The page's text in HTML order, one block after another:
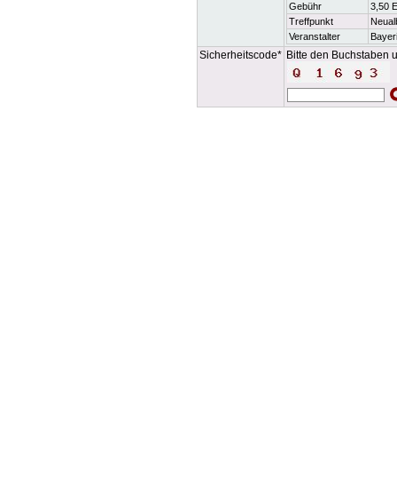
Gebühr
3,50
Treffpunkt
Veranstalter
Sicherheitscode* Bitte den Buchstaben